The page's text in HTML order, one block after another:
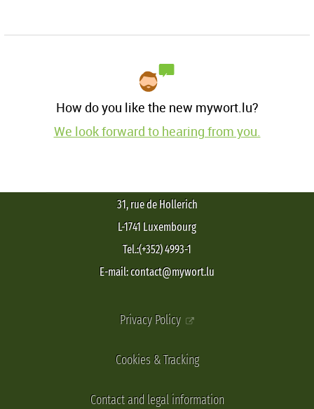
How do you like the new mywort.lu?
We look forward to hearing from you.
31, rue de Hollerich
L-1741 Luxembourg
Tel.:(+352) 4993-1
E-mail: contact@mywort.lu
Privacy Policy
Cookies & Tracking
Contact and legal information